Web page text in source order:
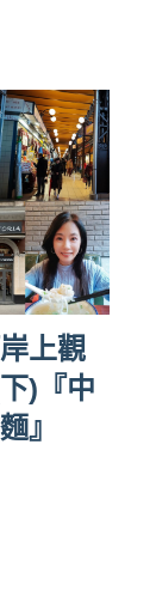
上觀
)『中
』